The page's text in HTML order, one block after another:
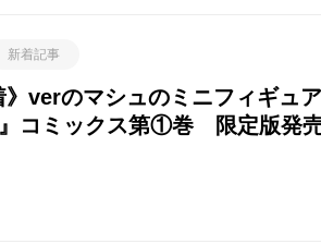
新着記事
》verのマシュのミニフィギ
コミックス第①巻 限定版発売